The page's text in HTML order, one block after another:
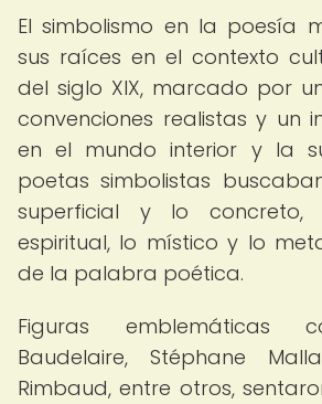
El simbolismo en la poesía
sus raíces en el contexto
del siglo XIX, marcado por
convenciones realistas y un
en el mundo interior y la
poetas simbolistas
superficial y lo concreto,
espiritual, lo místico y lo
de la palabra poética.
Figuras emblemáticas
Baudelaire, Stéphane
Rimbaud, entre otros,